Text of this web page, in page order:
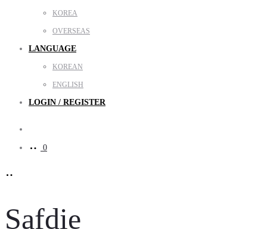
KOREA
OVERSEAS
LANGUAGE
KOREAN
ENGLISH
LOGIN / REGISTER
0
Safdie